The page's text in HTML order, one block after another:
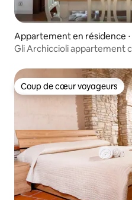
Appartement en résidence ⋅
Gli Archiccioli appartement
Coup de cœur voyageurs
Coup de cœur voyageurs